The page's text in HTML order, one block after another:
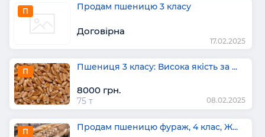
П Продам пшеницю 3 класу
Договірна
17.02.2025
П Пшениця 3 класу: Висока якість за ...
8000 грн.
75 т 08.02.2025
П Продам пшеницю фураж, 4 клас, Ж...